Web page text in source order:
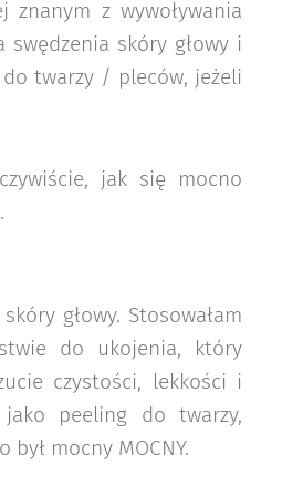
z wywoływania
skóry głowy i
twarzy / pleców, jeżeli
jak się mocno
głowy. Stosowałam
do ukojenia, który
czystości, lekkości i
jako peeling do twarzy,
mocny MOCNY.